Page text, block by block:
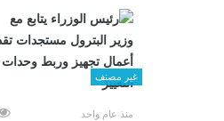
غير مصنف
منذ عام واحد